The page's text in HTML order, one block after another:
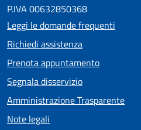
P.IVA 00632850368
Leggi le domande frequenti
Richiedi assistenza
Prenota appuntamento
Segnala disservizio
Amministrazione Trasparente
Note legali